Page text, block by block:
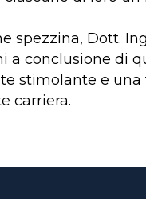
spezzina, Dott.
a conclusione di
stimolante e
carriera.